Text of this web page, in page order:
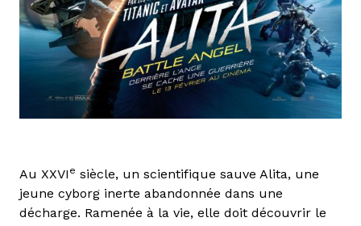
Au XXVI e siècle, un scientifique sauve Alita, une
jeune cyborg inerte abandonnée dans une
décharge. Ramenée à la vie, elle doit découvrir le